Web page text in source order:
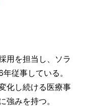
用を担当し、ソラ
従事している。
化し続ける医療事
強みを持つ。